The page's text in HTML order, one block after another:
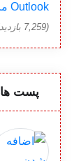
Outlook مایکروسافت با Drive گوگل سازگ...
(7,259 بازدید)
پست